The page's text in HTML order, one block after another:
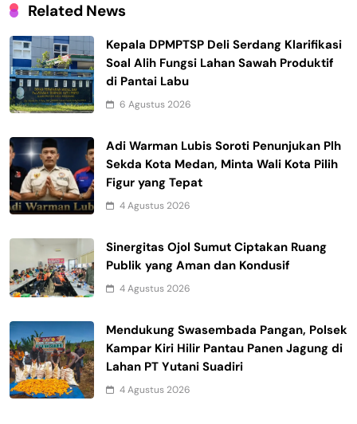
Related News
Kepala DPMPTSP Deli Serdang Klarifikasi
Soal Alih Fungsi Lahan Sawah Produktif
di Pantai Labu
6 Agustus 2026
Adi Warman Lubis Soroti Penunjukan Plh
Sekda Kota Medan, Minta Wali Kota Pilih
Figur yang Tepat
4 Agustus 2026
Sinergitas Ojol Sumut Ciptakan Ruang
Publik yang Aman dan Kondusif
4 Agustus 2026
Mendukung Swasembada Pangan, Polsek
Kampar Kiri Hilir Pantau Panen Jagung di
Lahan PT Yutani Suadiri
4 Agustus 2026